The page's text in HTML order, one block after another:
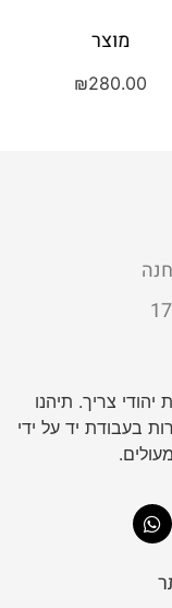
מוצר
₪280.00
צריך. תיהנו
בעבודת יד על ידי